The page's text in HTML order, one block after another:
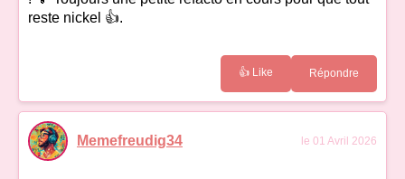
reste nickel 👍.
👍 Like Répondre
Memefreudig34 le 01 Avril 2026